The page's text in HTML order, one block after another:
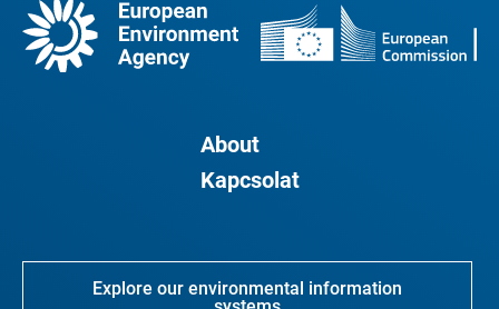
About
Kapcsolat
Explore our environmental information